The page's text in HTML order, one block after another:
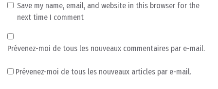
Save my name, email, and website in this browser for the
next time I comment
Prévenez-moi de tous les nouveaux commentaires par e-mail.
Prévenez-moi de tous les nouveaux articles par e-mail.